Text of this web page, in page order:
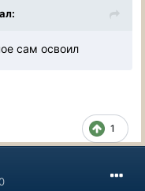
сам освоил
1